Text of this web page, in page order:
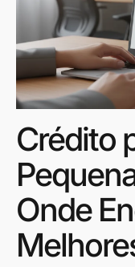
Crédito
Onde